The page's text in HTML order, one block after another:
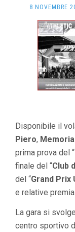
8 NOVEMBRE
Disponibile il
Piero,
prima prova del “
finale del “Club
del “Grand Prix
e relative
La gara si
centro sportivo